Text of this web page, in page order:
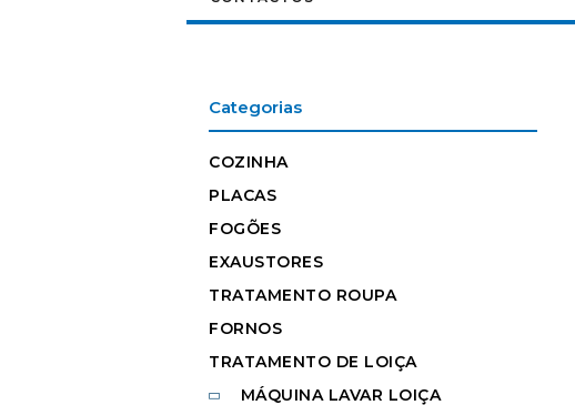
Categorias
COZINHA
PLACAS
FOGÕES
EXAUSTORES
TRATAMENTO ROUPA
FORNOS
TRATAMENTO DE LOIÇA
MÁQUINA LAVAR LOIÇA